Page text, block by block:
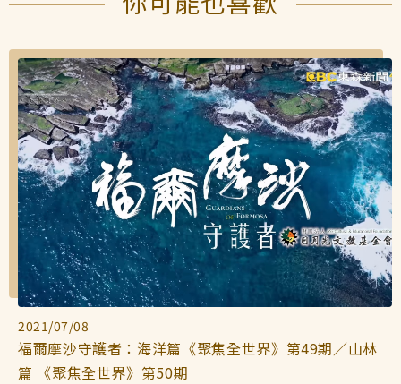
2021/07/08
福爾摩沙守護者：海洋篇《聚焦全世界》第49期／山林
篇 《聚焦全世界》第50期